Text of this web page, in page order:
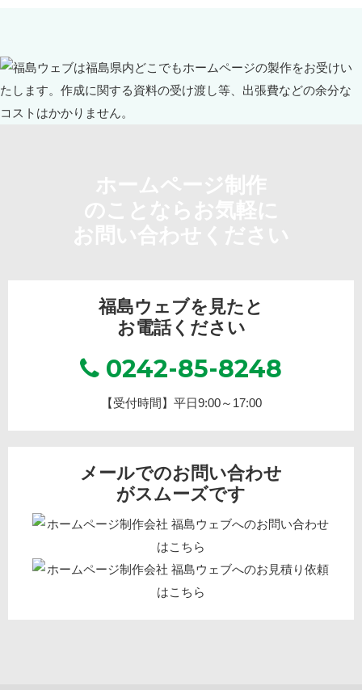
福島ウェブを見たと
お電話ください
0242-85-8248
【受付時間】平日9:00～17:00
メールでのお問い合わせ
がスムーズです